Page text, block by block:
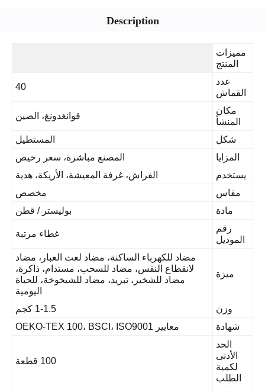
Description
مميزات
المنتج
القماش
مكان
المنشأ
قوانغدونغ، الصين
شكل
المستطيل
المزايا
المصنع مباشرة، سعر رخيص
يستخدم
الفراش، غرفة المعيشة، الأريكة، هدية
مقاس
مخصص
بوليستر / قطن
الموديل
غطاء مرتبة
مضاد للكهرباء الساكنة، مضاد لعث الغبار، مضاد
لانقطاع النفس، مضاد للسحب، مستدام، ذاكرة،
مضاد للشخير، تبريد، مضاد للشيخوخة، للحياة
اليومية
1-1.5 كجم
شهادة
معايير OEKO-TEX 100، BSCI، ISO9001
الأدنى
لكمية
الطلب